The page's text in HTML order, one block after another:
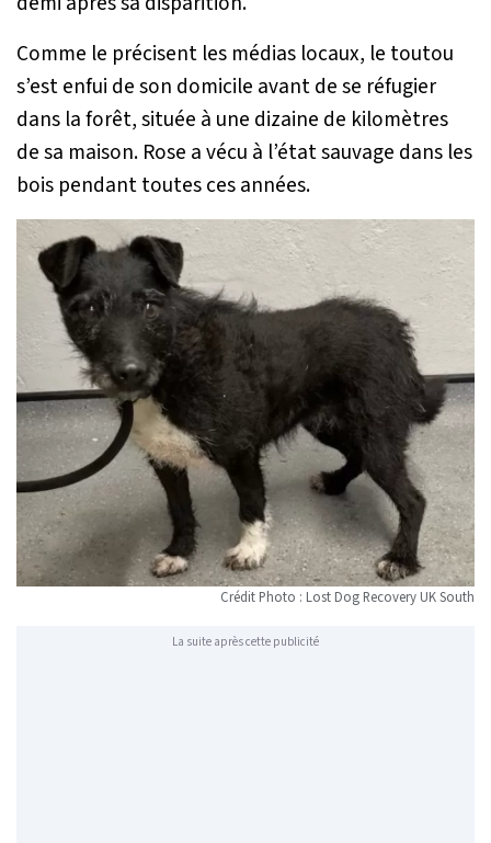
Comme le précisent les médias locaux, le toutou
s’est enfui de son domicile avant de se réfugier
dans la forêt, située à une dizaine de kilomètres
de sa maison. Rose a vécu à l’état sauvage dans les
bois pendant toutes ces années.
Crédit Photo : Lost Dog Recovery UK South
La suite après cette publicité